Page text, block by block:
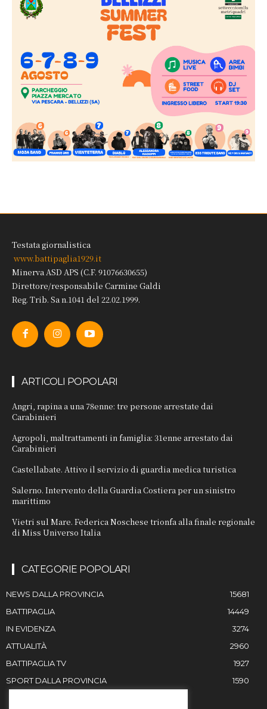
Testata giornalistica
www.battipaglia1929.it
Minerva ASD APS (C.F. 91076630655)
Direttore/responsabile Carmine Galdi
Reg. Trib. Sa n.1041 del 22.02.1999.
ARTICOLI POPOLARI
Angri, rapina a una 78enne: tre persone arrestate dai
Carabinieri
Agropoli, maltrattamenti in famiglia: 31enne arrestato dai
Carabinieri
Castellabate. Attivo il servizio di guardia medica turistica
Salerno. Intervento della Guardia Costiera per un sinistro
marittimo
Vietri sul Mare. Federica Noschese trionfa alla finale regionale
di Miss Universo Italia
CATEGORIE POPOLARI
NEWS DALLA PROVINCIA
15681
BATTIPAGLIA
14449
IN EVIDENZA
3274
ATTUALITÀ
2960
BATTIPAGLIA TV
1927
SPORT DALLA PROVINCIA
1590